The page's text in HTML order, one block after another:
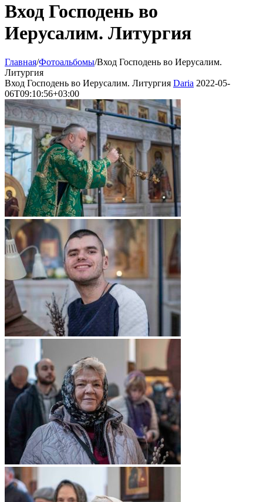
Вход Господень во
Иерусалим. Литургия
Главная/Фотоальбомы/Вход Господень во Иерусалим.
Литургия
Вход Господень во Иерусалим. Литургия Daria 2022-05-
06T09:10:56+03:00